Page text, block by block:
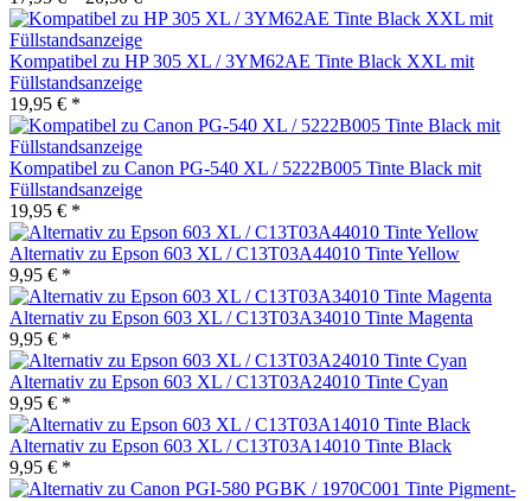
Kompatibel zu HP 305 XL / 3YM62AE Tinte Black XXL mit
Füllstandsanzeige
19,95 € *
Kompatibel zu Canon PG-540 XL / 5222B005 Tinte Black mit
Füllstandsanzeige
19,95 € *
Alternativ zu Epson 603 XL / C13T03A44010 Tinte Yellow
9,95 € *
Alternativ zu Epson 603 XL / C13T03A34010 Tinte Magenta
9,95 € *
Alternativ zu Epson 603 XL / C13T03A24010 Tinte Cyan
9,95 € *
Alternativ zu Epson 603 XL / C13T03A14010 Tinte Black
9,95 € *